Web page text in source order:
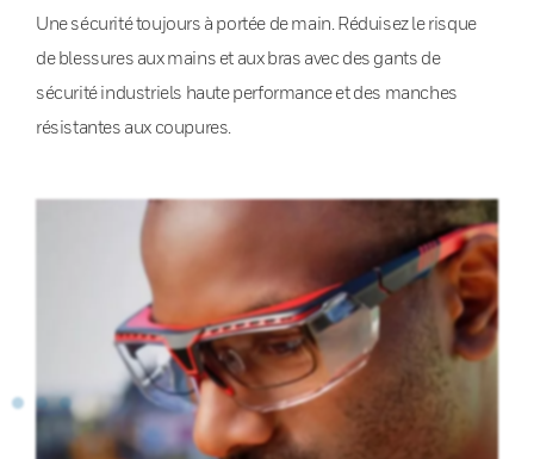
Une sécurité toujours à portée de main. Réduisez le risque
de blessures aux mains et aux bras avec des gants de
sécurité industriels haute performance et des manches
résistantes aux coupures.